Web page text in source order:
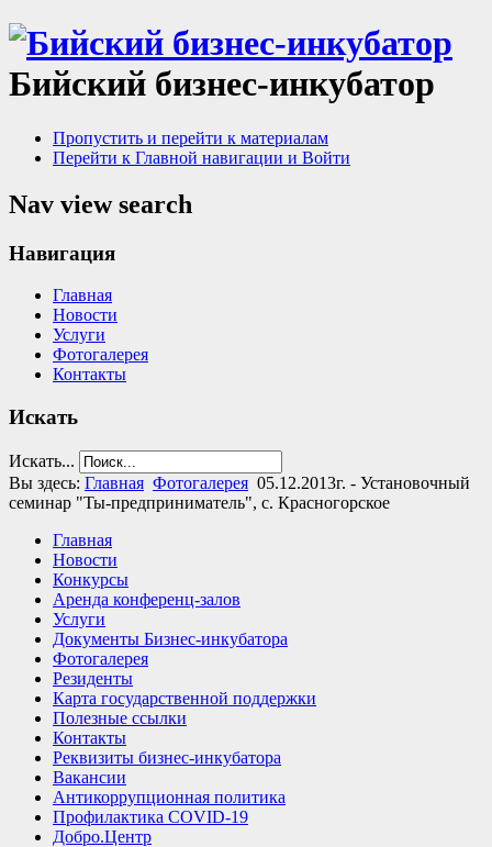
Бийский бизнес-инкубатор
Пропустить и перейти к материалам
Перейти к Главной навигации и Войти
Nav view search
Навигация
Главная
Новости
Услуги
Фотогалерея
Контакты
Искать
Искать...
Вы здесь: Главная Фотогалерея 05.12.2013г. - Установочный
семинар "Ты-предприниматель", c. Красногорское
Главная
Новости
Конкурсы
Аренда конференц-залов
Услуги
Документы Бизнес-инкубатора
Фотогалерея
Резиденты
Карта государственной поддержки
Полезные ссылки
Контакты
Реквизиты бизнес-инкубатора
Вакансии
Антикоррупционная политика
Профилактика COVID-19
Добро.Центр